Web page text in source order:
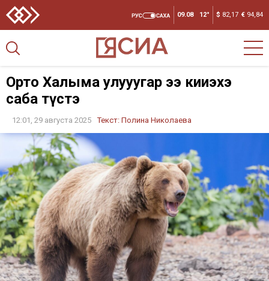
09.08 12° $ 82,17 € 94,84
Орто Халыма улууһугар эһэ киһиэхэ
саба түстэ
12:01, 29 августа 2025 Текст: Полина Николаева